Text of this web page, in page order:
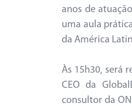
anos de
uma aula
da América
Às 15h30, será
CEO da
consultor da